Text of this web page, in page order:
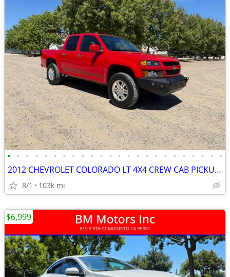
• • • • • • • • • • • • • • • • • • • • • • • •
2012 CHEVROLET COLORADO LT 4X4 CREW CAB PICKUP TRUCK
8/1 103k mi
$6,999